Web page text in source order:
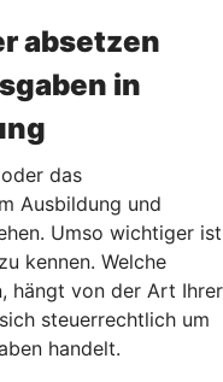
absetzen
in
das
Ausbildung und
Umso wichtiger ist
kennen. Welche
hängt von der Art Ihrer
steuerrechtlich um
handelt.